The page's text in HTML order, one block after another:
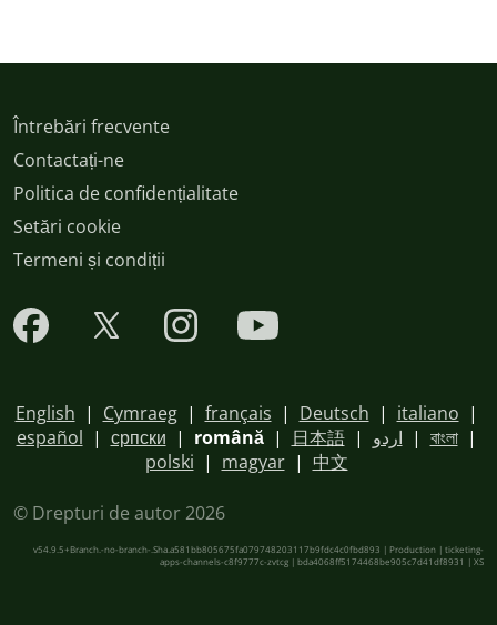
Întrebări frecvente
Contactați-ne
Politica de confidențialitate
Setări cookie
Termeni și condiții
English | Cymraeg| français | Deutsch | italiano |
español | српски | română| 日本語| اردو | বাংলা|
polski | magyar| 中文
© Drepturi de autor 2026
v54.9.5+Branch.-no-branch-.Sha.a581bb805675fa079748203117b9fdc4c0fbd893 | Production | ticketing-
apps-channels-c8f9777c-zvtcg | bda4068ff5174468be905c7d41df8931 | XS